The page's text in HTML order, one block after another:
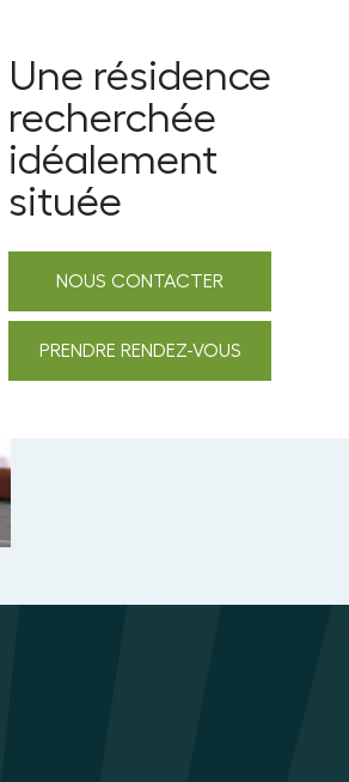
Une résidence
recherchée
idéalement
située
NOUS CONTACTER
PRENDRE RENDEZ-VOUS